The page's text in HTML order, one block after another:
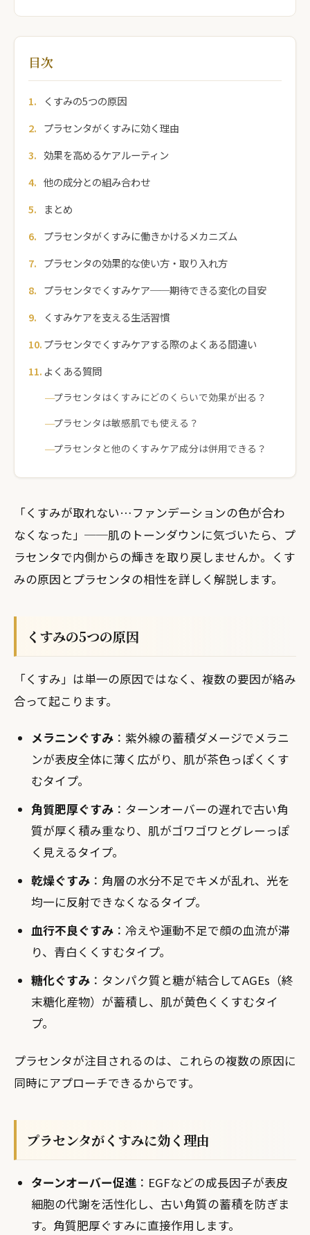
目次
くすみの5つの原因
プラセンタがくすみに効く理由
効果を高めるケアルーティン
他の成分との組み合わせ
まとめ
プラセンタがくすみに働きかけるメカニズム
プラセンタの効果的な使い方・取り入れ方
プラセンタでくすみケア──期待できる変化の目安
くすみケアを支える生活習慣
プラセンタでくすみケアする際のよくある間違い
よくある質問
プラセンタはくすみにどのくらいで効果が出る？
プラセンタは敏感肌でも使える？
プラセンタと他のくすみケア成分は併用できる？
「くすみが取れない…ファンデーションの色が合わ
なくなった」──肌のトーンダウンに気づいたら、プ
ラセンタで内側からの輝きを取り戻しませんか。くす
みの原因とプラセンタの相性を詳しく解説します。
くすみの5つの原因
「くすみ」は単一の原因ではなく、複数の要因が絡み
合って起こります。
メラニンぐすみ ：紫外線の蓄積ダメージでメラニ
ンが表皮全体に薄く広がり、肌が茶色っぽくくす
むタイプ。
角質肥厚ぐすみ ：ターンオーバーの遅れで古い角
質が厚く積み重なり、肌がゴワゴワとグレーっぽ
く見えるタイプ。
乾燥ぐすみ ：角層の水分不足でキメが乱れ、光を
均一に反射できなくなるタイプ。
血行不良ぐすみ ：冷えや運動不足で顔の血流が滞
り、青白くくすむタイプ。
糖化ぐすみ ：タンパク質と糖が結合してAGEs（終
末糖化産物）が蓄積し、肌が黄色くくすむタイ
プ。
プラセンタが注目されるのは、これらの複数の原因に
同時にアプローチできるからです。
プラセンタがくすみに効く理由
ターンオーバー促進 ：EGFなどの成長因子が表皮
細胞の代謝を活性化し、古い角質の蓄積を防ぎま
す。角質肥厚ぐすみに直接作用します。